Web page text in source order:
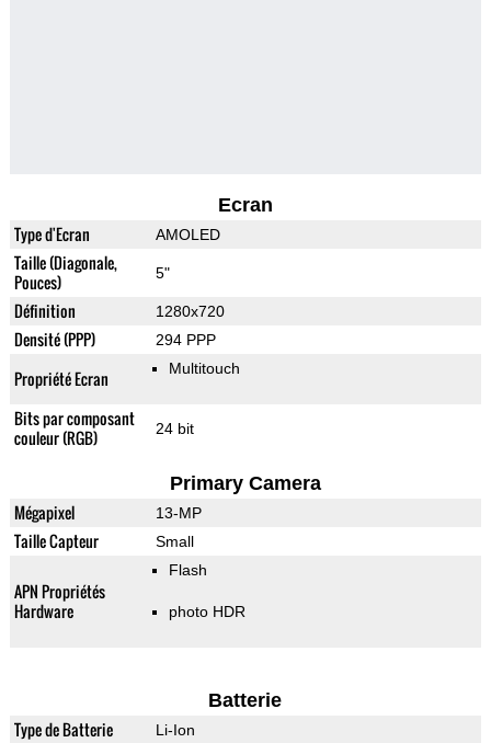
Ecran
Type d'Ecran AMOLED
Taille (Diagonale,
Pouces)
5"
Définition 1280x720
Densité (PPP) 294 PPP
Propriété Ecran Multitouch
Bits par composant
couleur (RGB)
24 bit
Primary Camera
Mégapixel 13-MP
Taille Capteur Small
APN Propriétés
Hardware
Flash
photo HDR
Batterie
Type de Batterie Li-Ion